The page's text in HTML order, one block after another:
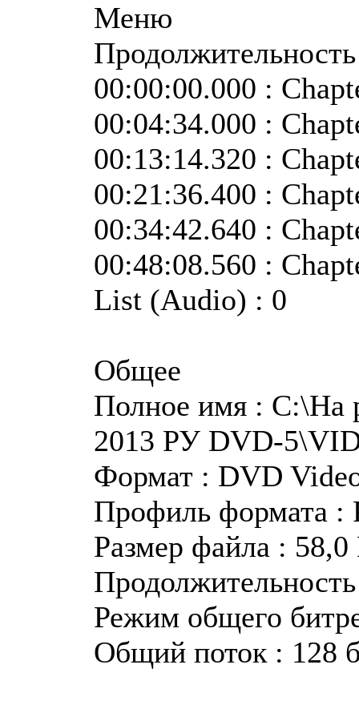
Меню
00:00:00.000 :
00:04:34.000 :
00:13:14.320 :
00:21:36.400 :
00:34:42.640 :
00:48:08.560 :
List (Audio) : 0
Общее
Полное имя : C:\На
2013 РУ DVD-
Формат : DVD
Профиль формата :
Размер файла : 58,0
Режим общего
Общий поток : 128